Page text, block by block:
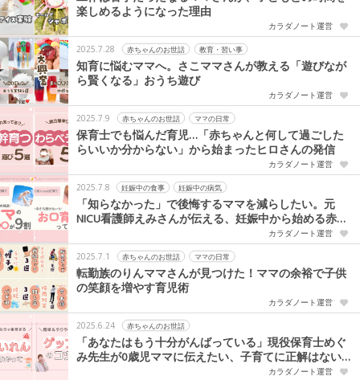
楽しめるようになった理由
カラダノート運営
2025.7.28 赤ちゃんのお世話 教育・習い事
知育に悩むママへ。さこママさんが教える「遊びなが
ら賢くなる」おうち遊び
カラダノート運営
2025.7.9 赤ちゃんのお世話 ママの日常
保育士でも悩んだ育児…「赤ちゃんと何して過ごした
らいいか分からない」から始まったヒロさんの発信
カラダノート運営
2025.7.8 妊娠中の食事 妊娠中の病気
「知らなかった」で後悔するママを減らしたい。元
NICU看護師えみさんが伝える、妊娠中から始める赤ち
カラダノート運営
2025.7.1 赤ちゃんのお世話 ママの日常
転勤族のりんママさんが見つけた！ママの余裕で子供
の笑顔を増やす育児術
カラダノート運営
2025.6.24 赤ちゃんのお世話
「あなたはもう十分がんばっている」現役保育士めぐ
み先生が0歳児ママに伝えたい、子育てに正解はない
カラダノート運営